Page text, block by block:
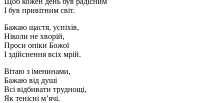
І був привітним світ.
Бажаю щастя, успіхів,
Ніколи не хворій,
Проси опіки Божої
І здійснення всіх мрій.
Вітаю з іменинами,
Бажаю від душі
Всі відбивати труднощі,
Як тенісні м’ячі.